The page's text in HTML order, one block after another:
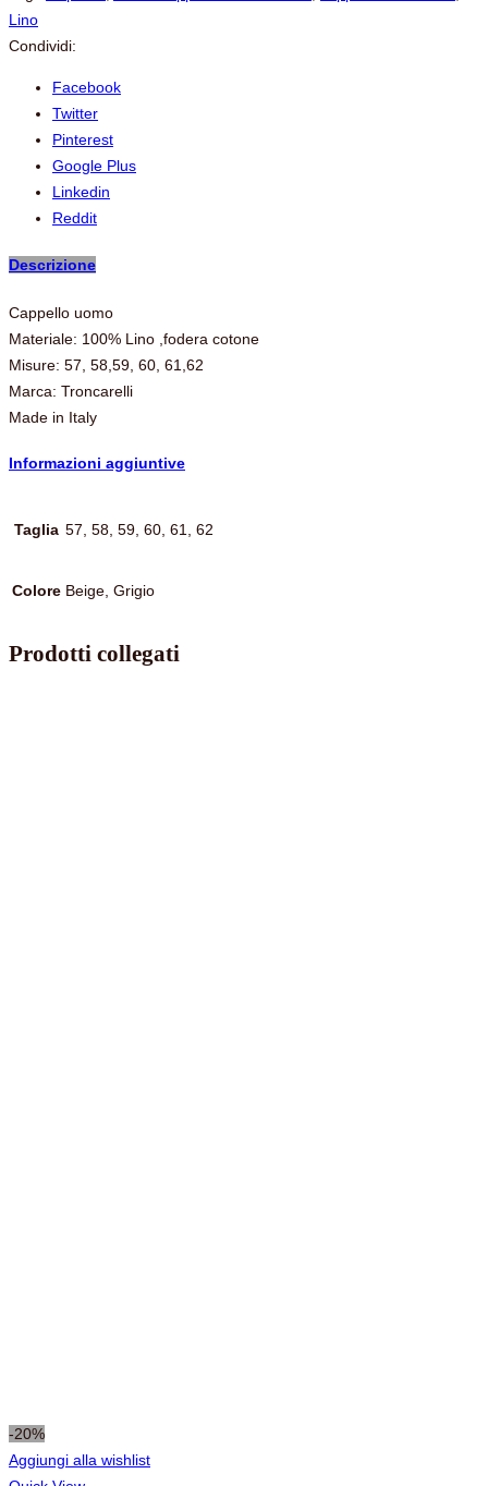
Lino
Condividi:
Facebook
Twitter
Pinterest
Google Plus
Linkedin
Reddit
Descrizione
Cappello uomo
Materiale: 100% Lino ,fodera cotone
Misure: 57, 58,59, 60, 61,62
Marca: Troncarelli
Made in Italy
Informazioni aggiuntive
Taglia 57, 58, 59, 60, 61, 62
Colore Beige, Grigio
Prodotti collegati
-20%
Aggiungi alla wishlist